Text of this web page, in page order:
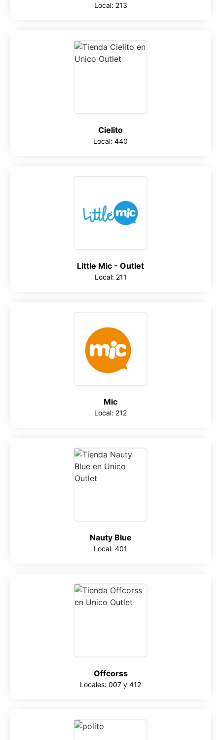
Local: 213
Cielito
Local: 440
Little Mic - Outlet
Local: 211
Mic
Local: 212
Nauty Blue
Local: 401
Offcorss
Locales: 007 y 412